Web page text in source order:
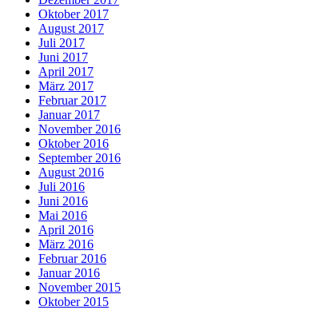
Oktober 2017
August 2017
Juli 2017
Juni 2017
April 2017
März 2017
Februar 2017
Januar 2017
November 2016
Oktober 2016
September 2016
August 2016
Juli 2016
Juni 2016
Mai 2016
April 2016
März 2016
Februar 2016
Januar 2016
November 2015
Oktober 2015